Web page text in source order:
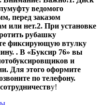
ведомого
перед заказом
или нет.2. При установке
рубашку
фиксирующую втулку
. В «Буксир 76» вы
и
Для этого оформите
по телефону.
у!